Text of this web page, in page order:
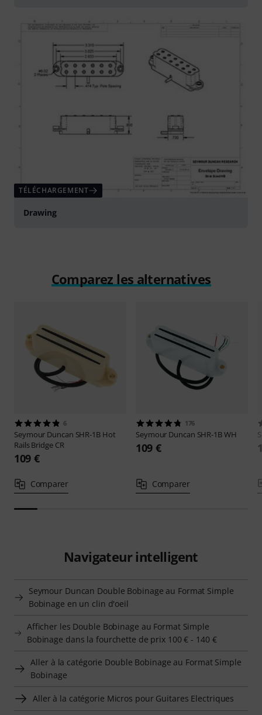
TÉLÉCHARGEMENT
Drawing
Comparez les alternatives
6
Seymour Duncan SHR-1B Hot
Rails Bridge CR
109 €
Comparer
176
Seymour Duncan SHR-1B WH
109 €
Comparer
Navigateur intelligent
Seymour Duncan Double Bobinage au Format Simple
Bobinage en un clin d'oeil
Afficher les Double Bobinage au Format Simple
Bobinage dans la fourchette de prix 100 € - 140 €
Aller à la catégorie Double Bobinage au Format Simple
Bobinage
Aller à la catégorie Micros pour Guitares Electriques